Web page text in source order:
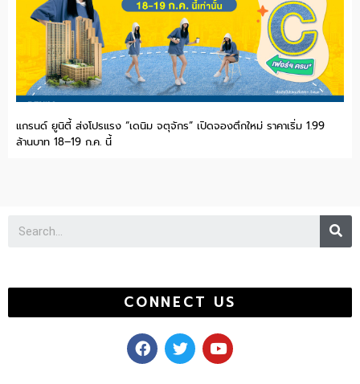
แกรนด์ ยูนิตี้ ส่งโปรแรง “เดนิม จตุจักร” เปิดจองตึกใหม่ ราคาเริ่ม 1.99
ล้านบาท 18–19 ก.ค. นี้
CONNECT US
F
a
c
T
w
i
Y
o
u